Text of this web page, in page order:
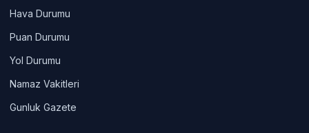
Hava Durumu
Puan Durumu
Yol Durumu
Namaz Vakitleri
Gunluk Gazete